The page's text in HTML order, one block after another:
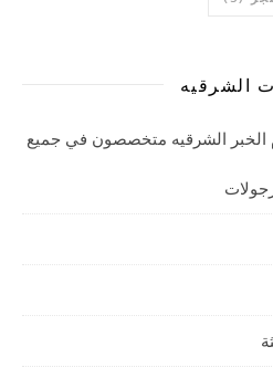
الشرقيه
الخبر الشرقيه متخصصون في جميع